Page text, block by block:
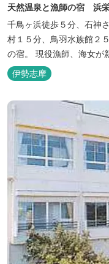
天然温泉と漁師の宿 浜
千鳥ヶ浜徒歩５分、石神
村１５分、鳥羽水族館２
の宿。 現役漁師、海女が
天風呂は４０分無料。
伊勢志摩